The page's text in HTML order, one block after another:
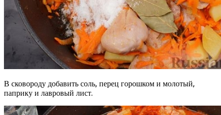
В сковороду добавить соль, перец горошком и молотый,
паприку и лавровый лист.